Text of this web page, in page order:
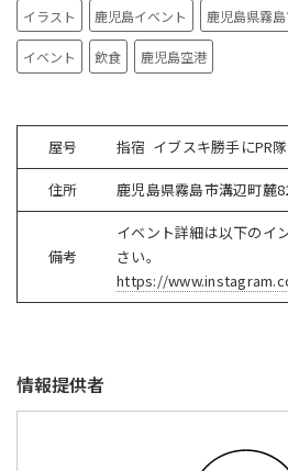
イラスト 鹿児島イベント 鹿児島県霧
イベント 飲食 鹿児島空港
屋号 指宿 イブスキ勝手にPR隊
住所 鹿児島県霧島市溝辺町麓
備考
イベント詳細は以下のイ
さい。
https://
情報提供者